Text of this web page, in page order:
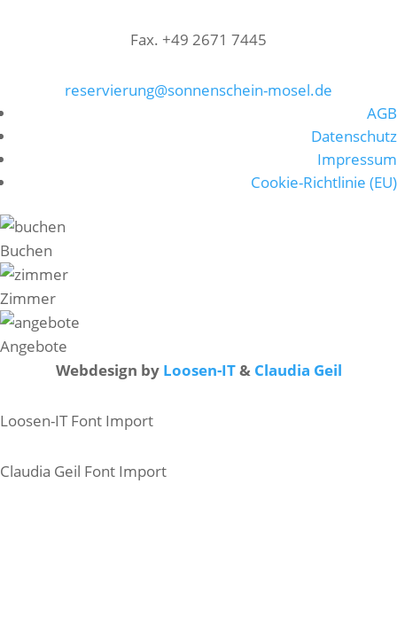
Fax. +49 2671 7445
reservierung@sonnenschein-mosel.de
AGB
Datenschutz
Impressum
Cookie-Richtlinie (EU)
Buchen
Zimmer
Angebote
Webdesign by Loosen-IT& Claudia Geil
Loosen-IT Font Import
Claudia Geil Font Import